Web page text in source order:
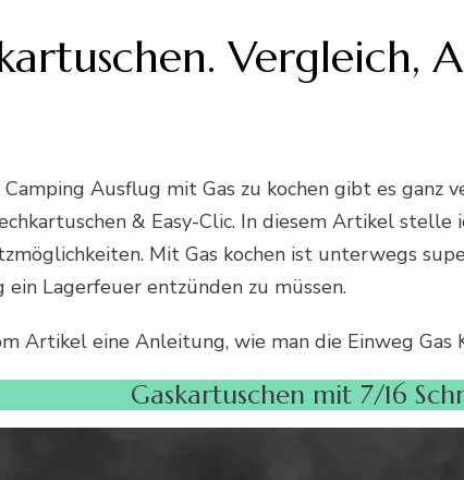
Vergleich,
Ausflug mit Gas zu kochen gibt es ganz
& Easy-Clic. In diesem Artikel
Mit Gas kochen ist unterwegs
Lagerfeuer entzünden zu müssen.
Artikel eine Anleitung, wie man die Einweg
Gaskartuschen mit 7/16